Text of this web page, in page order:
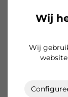
Wij
Wij